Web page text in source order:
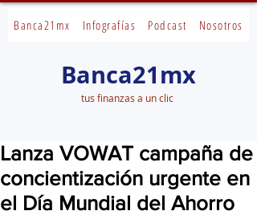
Banca21mx Infografías Podcast Nosotros
Banca21mx
tus finanzas a un clic
Lanza VOWAT campaña de
concientización urgente en
el Día Mundial del Ahorro